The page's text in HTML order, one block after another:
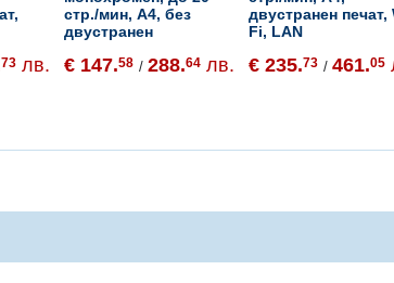
73 лв.
стр./мин, A4, без
двустранен
€ 147.58 /288.64 лв.
двустранен печат,
Fi, LAN
€ 235.73 /461.05